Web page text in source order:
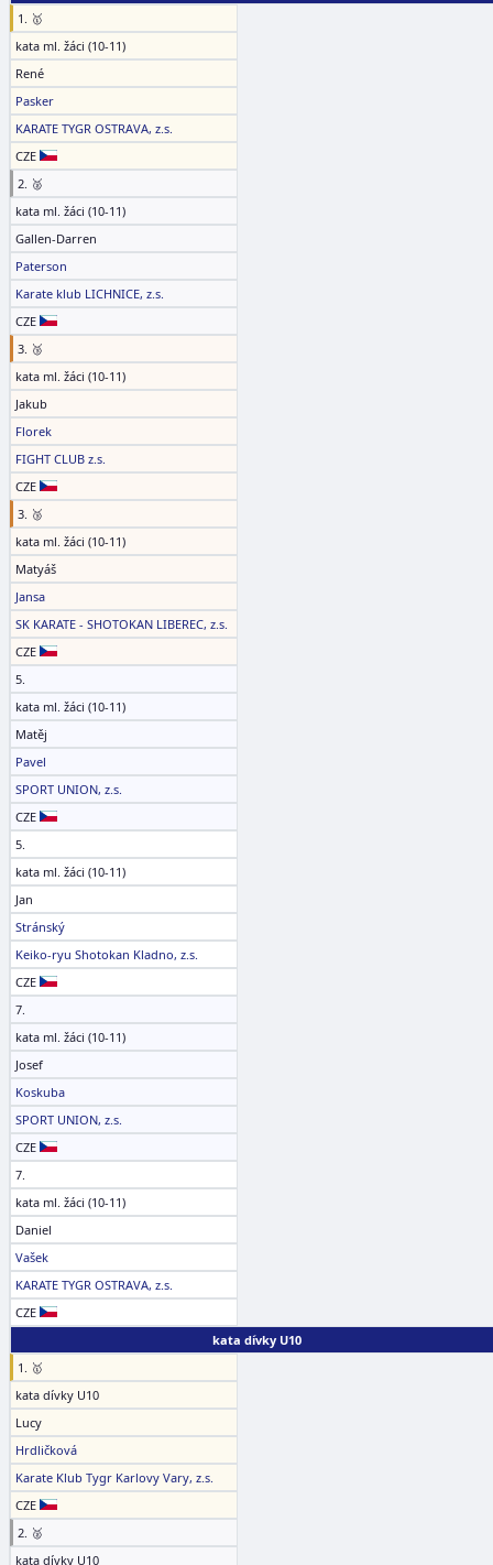
1. 🥇
kata ml. žáci (10-11)
René
Pasker
KARATE TYGR OSTRAVA, z.s.
CZE
2. 🥈
kata ml. žáci (10-11)
Gallen-Darren
Paterson
Karate klub LICHNICE, z.s.
CZE
3. 🥉
kata ml. žáci (10-11)
Jakub
Florek
FIGHT CLUB z.s.
CZE
3. 🥉
kata ml. žáci (10-11)
Matyáš
Jansa
SK KARATE - SHOTOKAN LIBEREC, z.s.
CZE
5.
kata ml. žáci (10-11)
Matěj
Pavel
SPORT UNION, z.s.
CZE
5.
kata ml. žáci (10-11)
Jan
Stránský
Keiko-ryu Shotokan Kladno, z.s.
CZE
7.
kata ml. žáci (10-11)
Josef
Koskuba
SPORT UNION, z.s.
CZE
7.
kata ml. žáci (10-11)
Daniel
Vašek
KARATE TYGR OSTRAVA, z.s.
CZE
kata dívky U10
1. 🥇
kata dívky U10
Lucy
Hrdličková
Karate Klub Tygr Karlovy Vary, z.s.
CZE
2. 🥈
kata dívky U10